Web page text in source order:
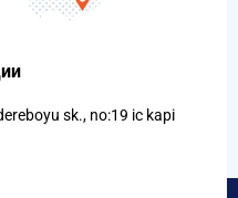
sk., no:19 ic kapi